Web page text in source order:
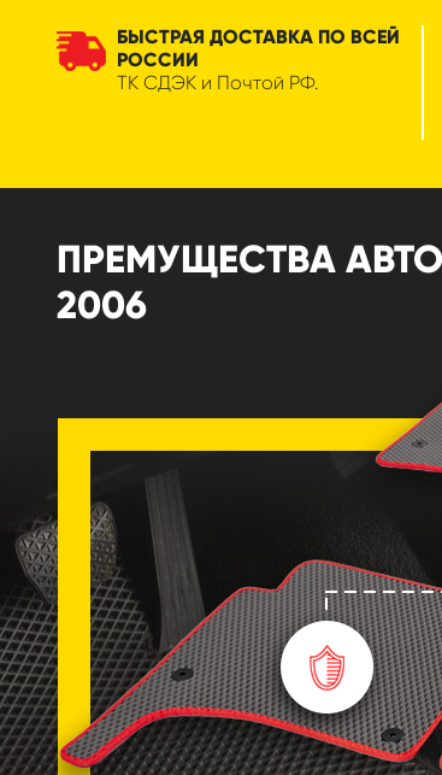
БЫСТРАЯ ДОСТАВКА ПО ВСЕЙ
РОССИИ
ТК СДЭК и Почтой РФ.
ПРЕМУЩЕСТВА
2006